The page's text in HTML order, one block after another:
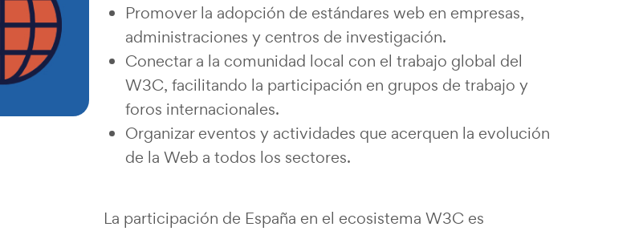
Promover la adopción de estándares web en empresas,
administraciones y centros de investigación.
Conectar a la comunidad local con el trabajo global del
W3C, facilitando la participación en grupos de trabajo y
foros internacionales.
Organizar eventos y actividades que acerquen la evolución
de la Web a todos los sectores.
La participación de España en el ecosistema W3C es